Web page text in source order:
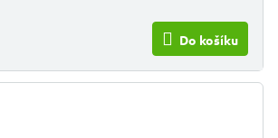
Do košíku